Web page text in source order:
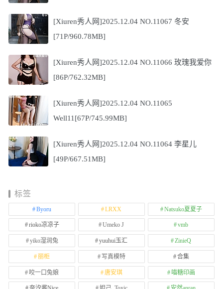
[Xiuren秀人网]2025.12.04 NO.11067 冬安
[71P/960.78MB]
[Xiuren秀人网]2025.12.04 NO.11066 玫瑰我爱你
[86P/762.32MB]
[Xiuren秀人网]2025.12.04 NO.11065
Well11[67P/745.99MB]
[Xiuren秀人网]2025.12.04 NO.11064 李星儿
[49P/667.51MB]
标签
Byoru LRXX Natsuko夏夏子
rioko凉凉子 Umeko J vmb
yiko湿润兔 yuuhui玉汇 ZinieQ
丽柜 写真模特 合集
咬一口兔娘 唐安琪 喵糖印画